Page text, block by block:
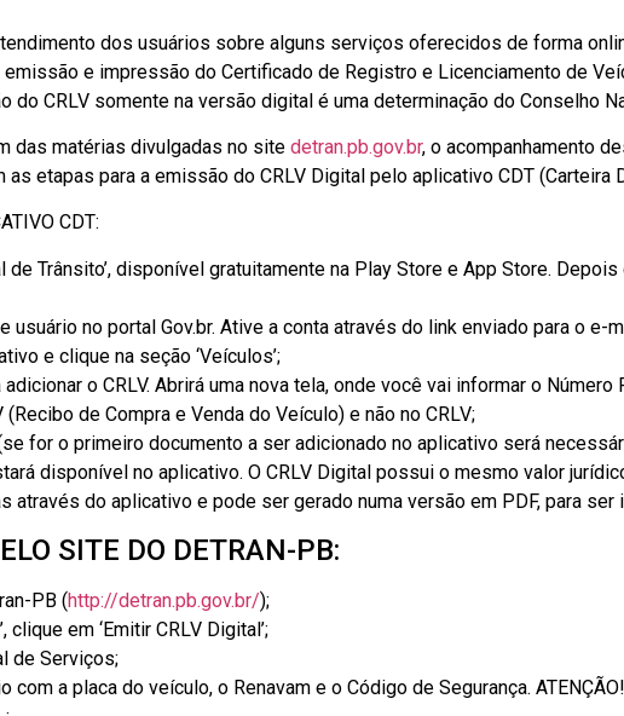
dos usuários sobre alguns serviços oferecidos de forma
e impressão do Certificado de Registro e Licenciamento de
do CRLV somente na versão digital é uma determinação do Conselho
das matérias divulgadas no site detran.pb.gov.br, o acompanhamento
etapas para a emissão do CRLV Digital pelo aplicativo CDT (Carteira
CDT:
de Trânsito’, disponível gratuitamente na Play Store e App Store.
usuário no portal Gov.br. Ative a conta através do link enviado para o e-
e clique na seção ‘Veículos’;
o CRLV. Abrirá uma nova tela, onde você vai informar o Número
de Compra e Venda do Veículo) e não no CRLV;
for o primeiro documento a ser adicionado no aplicativo será
disponível no aplicativo. O CRLV Digital possui o mesmo valor
através do aplicativo e pode ser gerado numa versão em PDF, para
SITE DO DETRAN-PB:
PB (http://detran.pb.gov.br/);
em ‘Emitir CRLV Digital’;
de Serviços;
com a placa do veículo, o Renavam e o Código de Segurança.